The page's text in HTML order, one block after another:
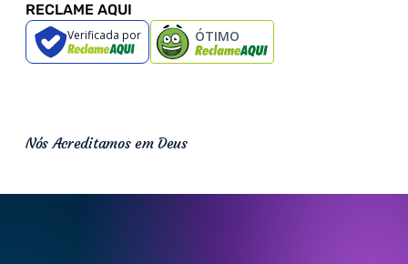
RECLAME AQUI
Verificada por ÓTIMO
Nós Acreditamos em Deus